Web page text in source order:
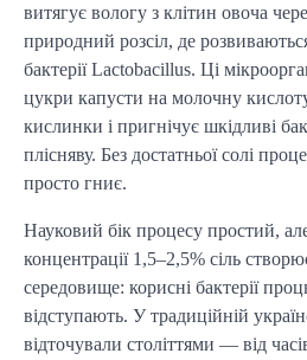
витягує вологу з клітин овоча
природний розсіл, де
бактерії Lactobacillus. Ці
цукри капусти на молочну
кислинки і пригнічує шкідливі
плісняву. Без достатньої солі
просто гниє.
Науковий бік процесу простий,
концентрації 1,5–2,5% сіль
середовище: корисні бактерії
відступають. У традиційній
відточували століттями — від